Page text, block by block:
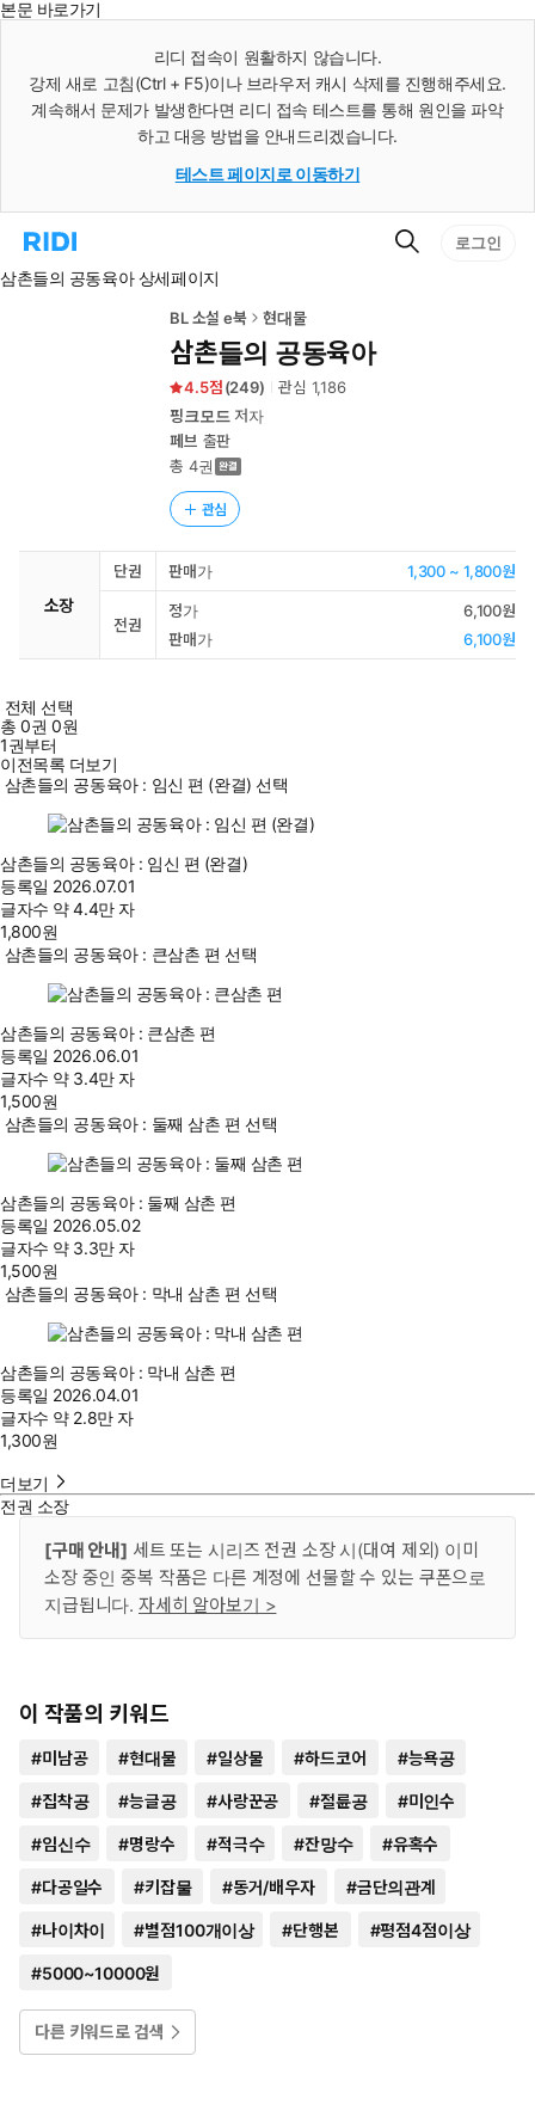
본문 바로가기
리디 접속이 원활하지 않습니다.
강제 새로 고침(Ctrl + F5)이나 브라우저 캐시 삭제를 진행해주세요.
계속해서 문제가 발생한다면 리디 접속 테스트를 통해 원인을 파악
하고 대응 방법을 안내드리겠습니다.
테스트 페이지로 이동하기
리
홈
검
로그인
삼촌들의 공동육아 상세페이지
BL 소설 e북 현대물
삼촌들의 공동육아
4.5 (249) 관심 1,186
핑크모드 저자
페브 출판
총 4권
관심
소장
단권 판매가 1,300 ~ 1,800원
전권
정가
6,100원
판매가
6,100원
전체 선택
총0권 0원
1권부터
이전목록 더보기
삼촌들의 공동육아 : 임신 편 (완결) 선택
삼촌들의 공동육아 : 임신 편 (완결)
등록일 2026.07.01
글자수 약 4.4만 자
1,800원
삼촌들의 공동육아 : 큰삼촌 편 선택
삼촌들의 공동육아 : 큰삼촌 편
등록일 2026.06.01
글자수 약 3.4만 자
1,500원
삼촌들의 공동육아 : 둘째 삼촌 편 선택
삼촌들의 공동육아 : 둘째 삼촌 편
등록일 2026.05.02
글자수 약 3.3만 자
1,500원
삼촌들의 공동육아 : 막내 삼촌 편 선택
삼촌들의 공동육아 : 막내 삼촌 편
등록일 2026.04.01
글자수 약 2.8만 자
1,300원
더보기
전권 소장
[구매 안내] 세트 또는 시리즈 전권 소장 시(대여 제외) 이미
소장 중인 중복 작품은 다른 계정에 선물할 수 있는 쿠폰으로
지급됩니다. 자세히 알아보기 >
이 작품의 키워드
#미남공 #현대물 #일상물 #하드코어 #능욕공
#집착공 #능글공 #사랑꾼공 #절륜공 #미인수
#임신수 #명랑수 #적극수 #잔망수 #유혹수
#다공일수 #키잡물 #동거/배우자 #금단의관계
#나이차이 #별점100개이상 #단행본 #평점4점이상
#5000~10000원
다른 키워드로 검색